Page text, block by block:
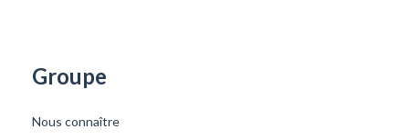
Groupe
Nous connaître